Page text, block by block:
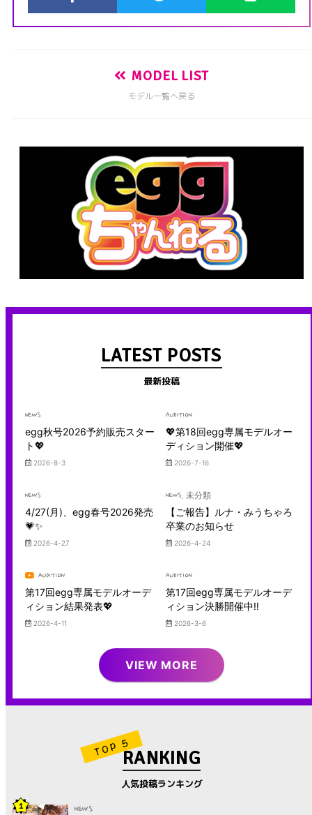
MODEL LIST
モデル一覧へ戻る
LATEST POSTS
最新投稿
NEWS
egg秋号2026予約販売スター
ト💖
2026-8-3
AUDITION
💖第18回egg専属モデルオー
ディション開催💖
2026-7-16
NEWS
4/27(月)、egg春号2026発売
💗✨
2026-4-27
NEWS , 未分類
【ご報告】ルナ・みうちゃろ
卒業のお知らせ
2026-4-24
AUDITION
第17回egg専属モデルオーデ
ィション結果発表💖
2026-4-11
AUDITION
第17回egg専属モデルオーデ
ィション決勝開催中‼︎
2026-3-6
VIEW MORE
RANKING
人気投稿ランキング
1 NEWS